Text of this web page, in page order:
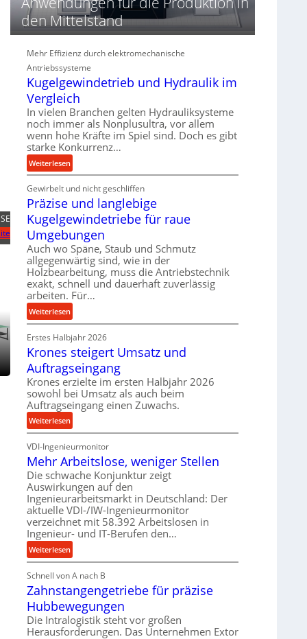
d
i
P
e
r
f
o
r
m
a
c
b
e
i
m
D
r
ü
c
k
p
r
o
z
e
s
s
den Mittelstand
Mehr Effizienz durch elektromechanische
Antriebssysteme
Kugelgewindetrieb und Hydraulik im
Vergleich
In vielen Branchen gelten Hydrauliksysteme
noch immer als Nonplusultra, vor allem
wenn hohe Kräfte im Spiel sind. Doch es gibt
starke Konkurrenz…
Weiterlesen:
K
u
g
l
g
e
w
i
n
d
e
r
i
e
b
u
n
d
H
y
d
r
a
u
l
i
k
i
m
V
e
r
g
l
Gewirbelt und nicht geschliffen
Präzise und langlebige
Kugelgewindetriebe für raue
Umgebungen
Auch wo Späne, Staub und Schmutz
allgegenwärtig sind, wie in der
Holzbearbeitung, muss die Antriebstechnik
exakt, schnell und dauerhaft zuverlässig
arbeiten. Für…
Weiterlesen:
P
r
ä
i
s
e
u
n
a
n
g
l
e
b
g
e
u
g
e
l
Erstes Halbjahr 2026
Krones steigert Umsatz und
Auftragseingang
Krones erzielte im ersten Halbjahr 2026
sowohl bei Umsatz als auch beim
Auftragseingang einen Zuwachs.
Weiterlesen:
K
r
o
n
e
s
s
t
e
i
g
e
r
t
m
VDI-Ingenieurmonitor
Mehr Arbeitslose, weniger Stellen
Die schwache Konjunktur zeigt
Auswirkungen auf den
Ingenieurarbeitsmarkt in Deutschland: Der
aktuelle VDI-/IW-Ingenieurmonitor
verzeichnet mit 58.392 Arbeitslosen in
Ingenieur- und IT-Berufen den…
Weiterlesen:
M
e
h
A
r
Schnell von A nach B
Zahnstangengetriebe für präzise
Hubbewegungen
Die Intralogistik steht vor großen
Herausforderungen. Das Unternehmen Extor